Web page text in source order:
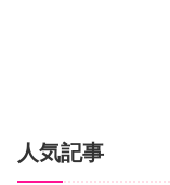
人気記事